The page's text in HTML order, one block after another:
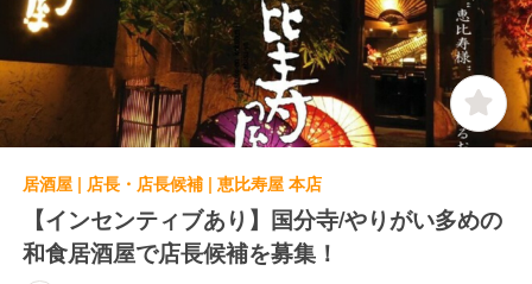
居酒屋 | 店長・店長候補 | 恵比寿屋 本店
【インセンティブあり】国分寺/やりがい多めの
和食居酒屋で店長候補を募集！